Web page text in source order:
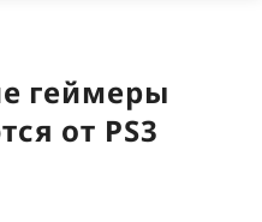
геймеры
от PS3